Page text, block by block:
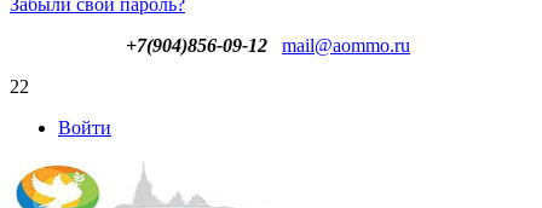
+7(904)856-09-12
mail@aommo.ru
22
Войти